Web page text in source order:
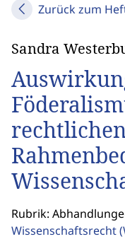
Zurück zum
Sandra
Rubrik:
Wissenschaftsrecht